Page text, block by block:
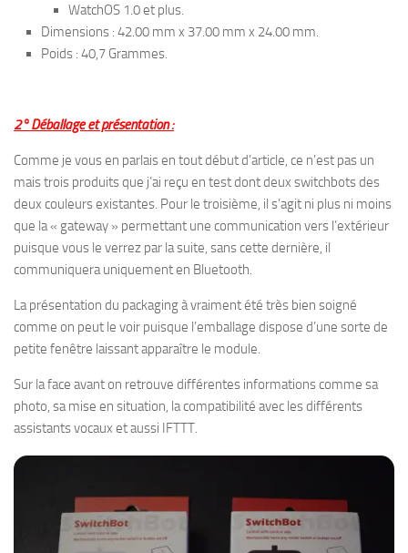
WatchOS 1.0 et plus.
Dimensions : 42.00 mm x 37.00 mm x 24.00 mm.
Poids : 40,7 Grammes.
2° Déballage et présentation :
Comme je vous en parlais en tout début d’article, ce n’est pas un
mais trois produits que j’ai reçu en test dont deux switchbots des
deux couleurs existantes. Pour le troisième, il s’agit ni plus ni moins
que la « gateway » permettant une communication vers l’extérieur
puisque vous le verrez par la suite, sans cette dernière, il
communiquera uniquement en Bluetooth.
La présentation du packaging à vraiment été très bien soigné
comme on peut le voir puisque l’emballage dispose d’une sorte de
petite fenêtre laissant apparaître le module.
Sur la face avant on retrouve différentes informations comme sa
photo, sa mise en situation, la compatibilité avec les différents
assistants vocaux et aussi IFTTT.